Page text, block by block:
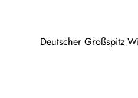
Deutscher Großspitz